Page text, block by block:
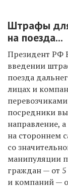
Штрафы
на поезда...
Президент РФ
введении
поезда
лицах и
посредники
направление,
на стороннем
со
манипуляции
граждан — от
и компаний —